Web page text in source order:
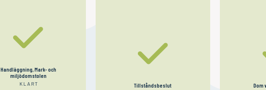
Handläggning, Mark- och
miljödomstolen
KLART Tillståndsbeslut Dom